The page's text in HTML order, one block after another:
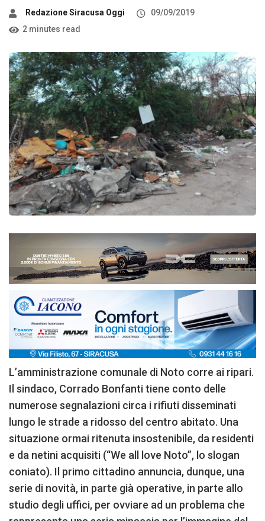
Redazione Siracusa Oggi
09/09/2019
2 minutes read
L’amministrazione comunale di Noto corre ai ripari.
Il sindaco, Corrado Bonfanti tiene conto delle
numerose segnalazioni circa i rifiuti disseminati
lungo le strade a ridosso del centro abitato. Una
situazione ormai ritenuta insostenibile, da residenti
e da netini acquisiti (“We all love Noto”, lo slogan
coniato). Il primo cittadino annuncia, dunque, una
serie di novità, in parte già operative, in parte allo
studio degli uffici, per ovviare ad un problema che